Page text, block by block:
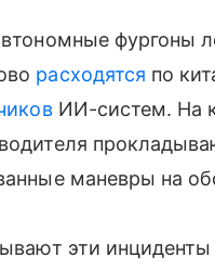
фургоны
расходятся по
ИИ-систем. На
маневры на
эти